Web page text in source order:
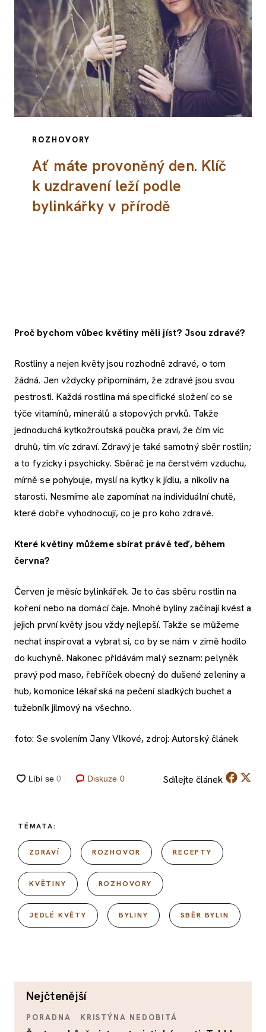
ROZHOVORY
Ať máte provoněný den. Klíč
k uzdravení leží podle
bylinkářky v přírodě
Proč bychom vůbec květiny měli jíst? Jsou zdravé?
Rostliny a nejen květy jsou rozhodně zdravé, o tom
žádná. Jen vždycky připomínám, že zdravé jsou svou
pestrosti. Každá rostlina má specifické složení co se
týče vitamínů, minerálů a stopových prvků. Takže
jednoduchá kytkožroutská poučka praví, že čím víc
druhů, tím víc zdraví. Zdravý je také samotný sběr rostlin;
a to fyzicky i psychicky. Sběrač je na čerstvém vzduchu,
mírně se pohybuje, myslí na kytky k jídlu, a nikoliv na
starosti. Nesmíme ale zapomínat na individuální chutě,
které dobře vyhodnocují, co je pro koho zdravé.
Které květiny můžeme sbírat právě teď, během
června?
Červen je měsíc bylinkářek. Je to čas sběru rostlin na
koření nebo na domácí čaje. Mnohé byliny začínají kvést a
jejich první květy jsou vždy nejlepší. Takže se můžeme
nechat inspirovat a vybrat si, co by se nám v zimě hodilo
do kuchyně. Nakonec přidávám malý seznam: pelyněk
pravý pod maso, řebříček obecný do dušené zeleniny a
hub, komonice lékařská na pečení sladkých buchet a
tužebník jilmový na všechno.
foto: Se svolením Jany Vlkové, zdroj: Autorský článek
Diskuze 0 Sdílejte článek
TÉMATA:
ZDRAVÍ ROZHOVOR RECEPTY
KVĚTINY ROZHOVORY
JEDLÉ KVĚTY BYLINY SBĚR BYLIN
nejčtenější
PORADNA KRISTÝNA NEDOBITÁ